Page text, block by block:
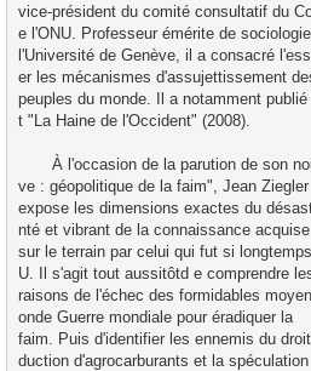
vice-président du comité consultatif du
e l'ONU. Professeur émérite de
l'Université de Genève, il a consacré
er les mécanismes d'assujettissement
peuples du monde. Il a notamment
t "La Haine de l'Occident" (2008).
ve : géopolitique de la faim", Jean Ziegler
expose les dimensions exactes du
nté et vibrant de la connaissance acquise
sur le terrain par celui qui fut si
U. Il s'agit tout aussitôtd e comprendre
raisons de l'échec des formidables
onde Guerre mondiale pour éradiquer la
faim. Puis d'identifier les ennemis du
duction d'agrocarburants et la spéculation